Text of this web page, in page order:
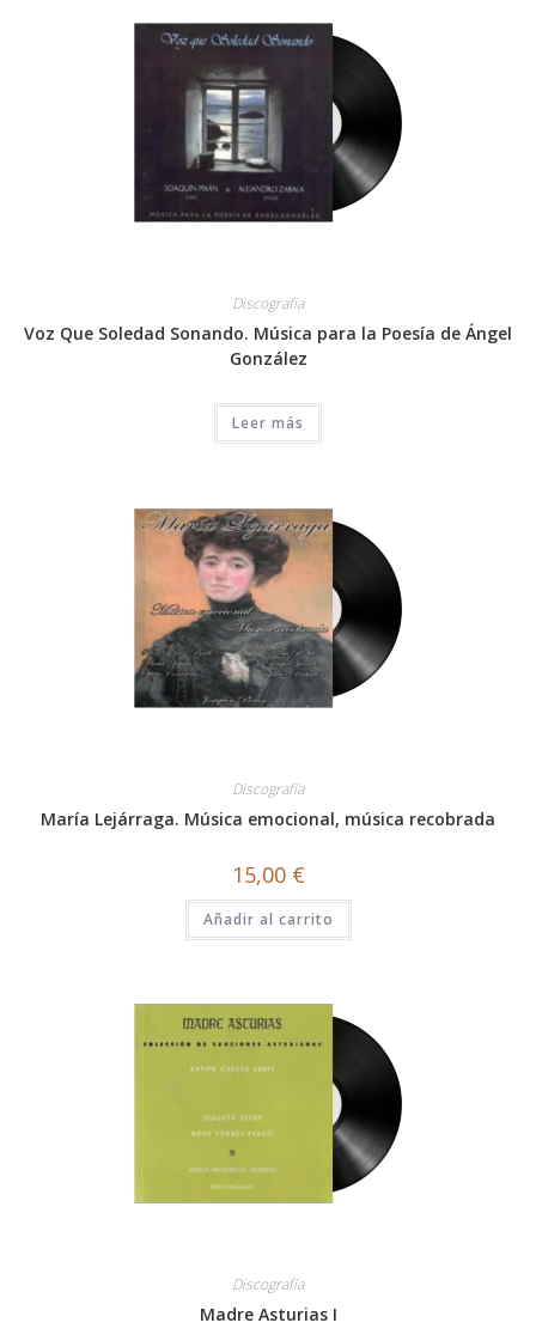
Discografía
Voz Que Soledad Sonando. Música para la Poesía de Ángel
González
Leer más
Discografía
María Lejárraga. Música emocional, música recobrada
15,00 €
Añadir al carrito
Discografía
Madre Asturias I